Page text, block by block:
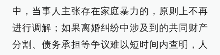
中，当事人主张存在家庭暴力的，原则上不再
进行调解；如果离婚纠纷中涉及到的共同财产
分割、债务承担等争议难以短时间内查明，人